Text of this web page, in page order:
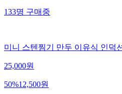
133명구매중
미니 스텐찜기 만두 이유식 인덕
25,000원
50%12,500원